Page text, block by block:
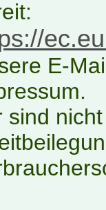
E-
sind